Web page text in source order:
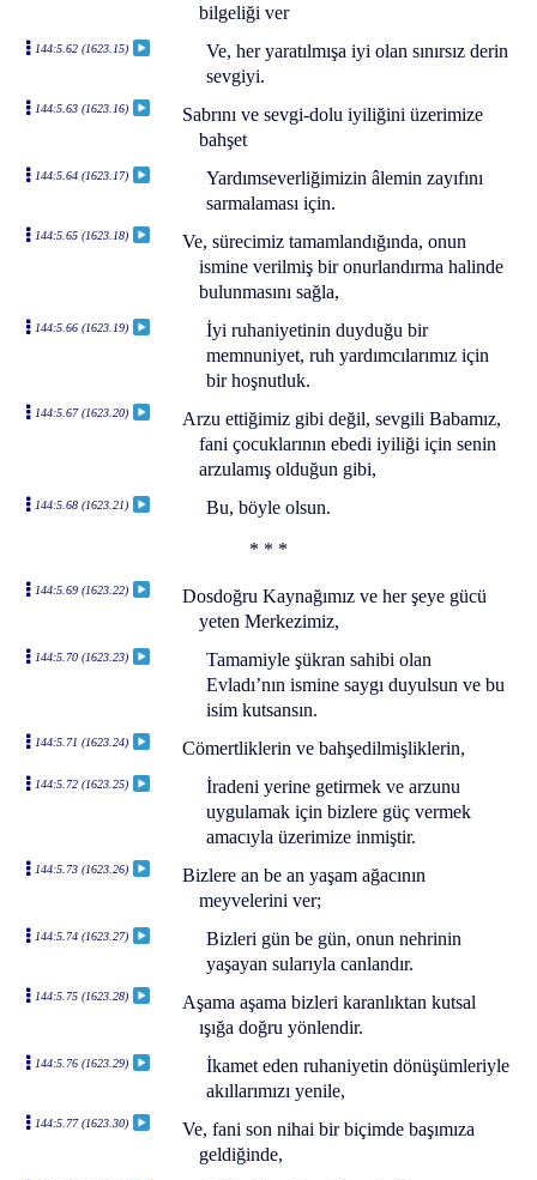
bilgeliği ver
144:5.62 (1623.15)
Ve, her yaratılmışa iyi olan sınırsız derin
sevgiyi.
144:5.63 (1623.16)
Sabrını ve sevgi-dolu iyiliğini üzerimize
bahşet
144:5.64 (1623.17)
Yardımseverliğimizin âlemin zayıfını
sarmalaması için.
144:5.65 (1623.18)
Ve, sürecimiz tamamlandığında, onun
ismine verilmiş bir onurlandırma halinde
bulunmasını sağla,
144:5.66 (1623.19)
İyi ruhaniyetinin duyduğu bir
memnuniyet, ruh yardımcılarımız için
bir hoşnutluk.
144:5.67 (1623.20)
Arzu ettiğimiz gibi değil, sevgili Babamız,
fani çocuklarının ebedi iyiliği için senin
arzulamış olduğun gibi,
144:5.68 (1623.21) Bu, böyle olsun.
* * *
144:5.69 (1623.22)
Dosdoğru Kaynağımız ve her şeye gücü
yeten Merkezimiz,
144:5.70 (1623.23)
Tamamiyle şükran sahibi olan
Evladı’nın ismine saygı duyulsun ve bu
isim kutsansın.
144:5.71 (1623.24) Cömertliklerin ve bahşedilmişliklerin,
144:5.72 (1623.25)
İradeni yerine getirmek ve arzunu
uygulamak için bizlere güç vermek
amacıyla üzerimize inmiştir.
144:5.73 (1623.26)
Bizlere an be an yaşam ağacının
meyvelerini ver;
144:5.74 (1623.27)
Bizleri gün be gün, onun nehrinin
yaşayan sularıyla canlandır.
144:5.75 (1623.28)
Aşama aşama bizleri karanlıktan kutsal
ışığa doğru yönlendir.
144:5.76 (1623.29)
İkamet eden ruhaniyetin dönüşümleriyle
akıllarımızı yenile,
144:5.77 (1623.30)
Ve, fani son nihai bir biçimde başımıza
geldiğinde,